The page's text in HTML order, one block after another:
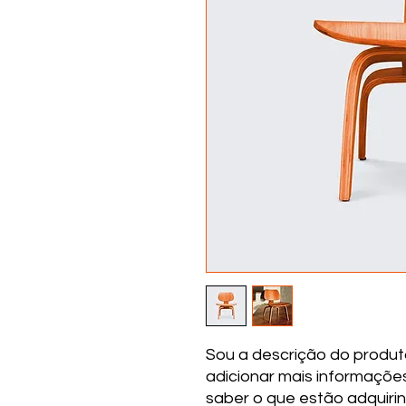
Sou a descrição do
adicionar mais
saber o que estão